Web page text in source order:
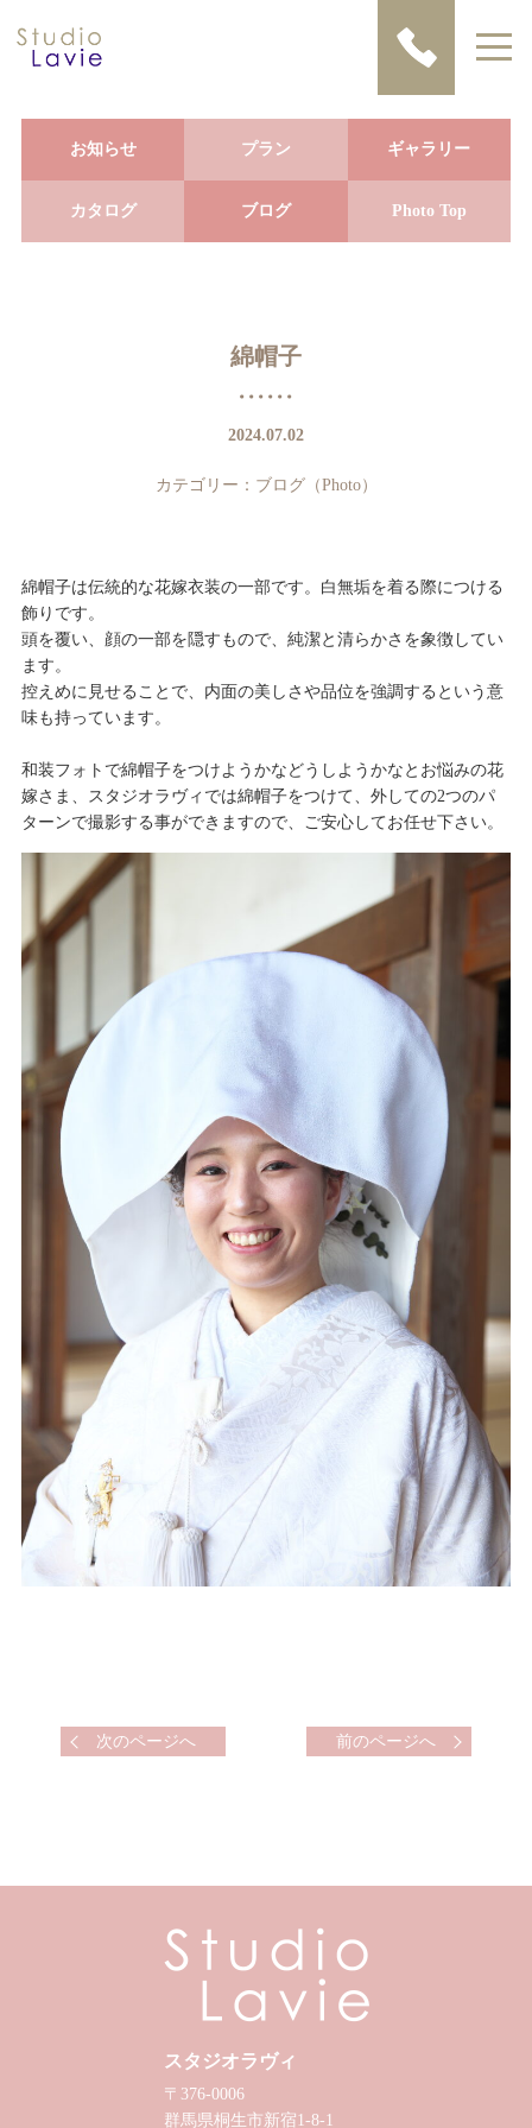
お知らせ プラン ギャラリー
カタログ ブログ Photo Top
綿帽子
2024.07.02
カテゴリー： ブログ（Photo）
綿帽子は伝統的な花嫁衣装の一部です。白無垢を着る際につける
飾りです。
頭を覆い、顔の一部を隠すもので、純潔と清らかさを象徴してい
ます。
控えめに見せることで、内面の美しさや品位を強調するという意
味も持っています。
和装フォトで綿帽子をつけようかなどうしようかなとお悩みの花
嫁さま、スタジオラヴィでは綿帽子をつけて、外しての2つのパ
ターンで撮影する事ができますので、ご安心してお任せ下さい。
次のページへ 前のページへ
スタジオラヴィ
〒376-0006
群馬県桐生市新宿1-8-1